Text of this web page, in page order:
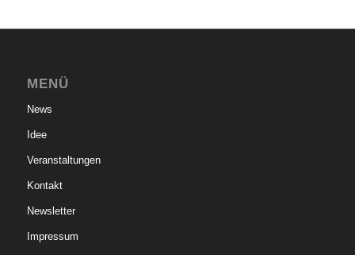
MENÜ
News
Idee
Veranstaltungen
Kontakt
Newsletter
Impressum